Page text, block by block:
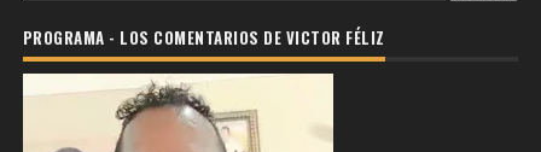
PROGRAMA - LOS COMENTARIOS DE VICTOR FÉLIZ